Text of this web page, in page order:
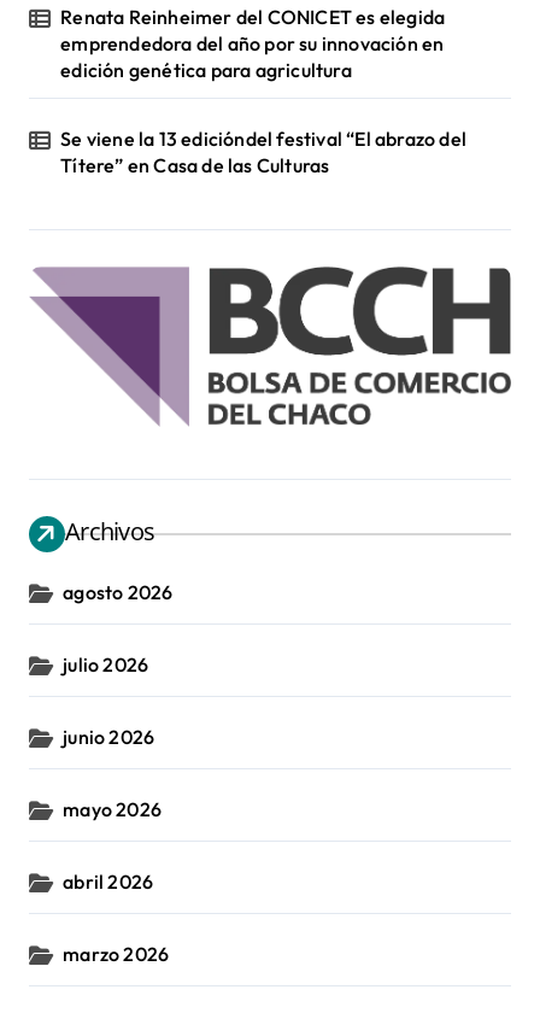
Renata Reinheimer del CONICET es elegida
emprendedora del año por su innovación en
edición genética para agricultura
Se viene la 13 edicióndel festival “El abrazo del
Títere” en Casa de las Culturas
Archivos
agosto 2026
julio 2026
junio 2026
mayo 2026
abril 2026
marzo 2026